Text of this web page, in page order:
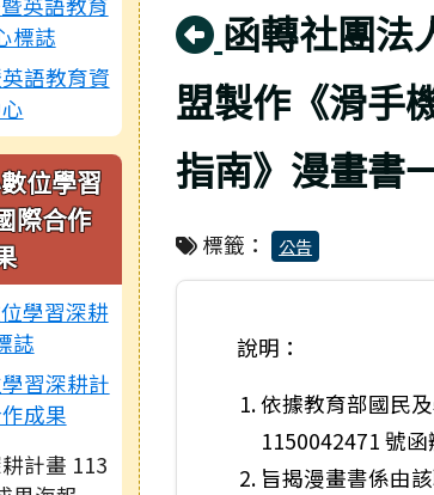
語教育資
習深耕計
成果
回上頁
函轉社團法
盟製作《滑手
指南》漫畫書
標籤： 公告
說明：
依據教育部國民
1150042471 號函
旨揭漫畫書係由